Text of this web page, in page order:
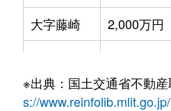
大字藤崎
2,000万円
大字三ツ屋
10万円
※出典：国土交通省不動
s://www.reinfolib.mlit.go.jp/